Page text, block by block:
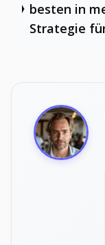
besten in
Strategie